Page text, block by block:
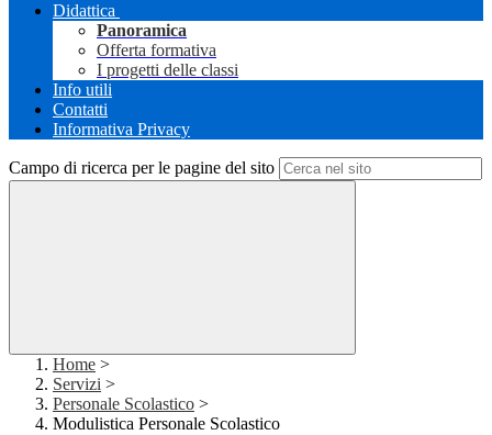
Didattica
Panoramica
Offerta formativa
I progetti delle classi
Info utili
Contatti
Informativa Privacy
Campo di ricerca per le pagine del sito
Home >
Servizi >
Personale Scolastico >
Modulistica Personale Scolastico